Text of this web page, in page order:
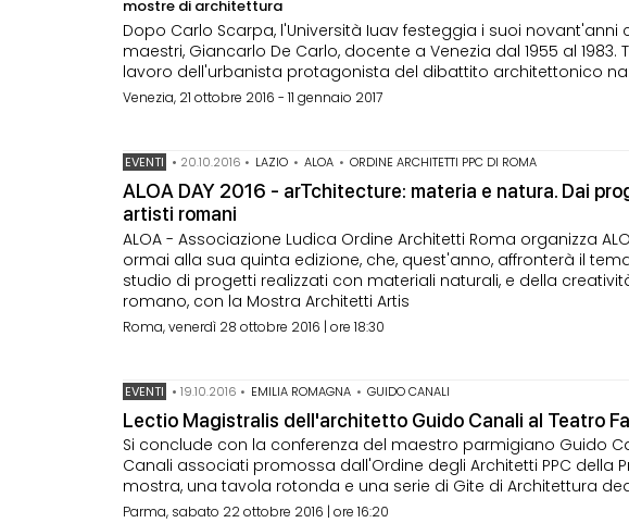
mostre di architettura
Dopo Carlo Scarpa, l'Università Iuav festeggia i suoi
maestri, Giancarlo De Carlo, docente a Venezia dal 1955 al
lavoro dell'urbanista protagonista del dibattito architettonico
Venezia, 21 ottobre 2016 - 11 gennaio 2017
EVENTI • 20.10.2016 • LAZIO • ALOA • ORDINE ARCHITETTI PPC DI ROMA
ALOA DAY 2016 - arTchitecture: materia e natura. Dai
artisti romani
ALOA - Associazione Ludica Ordine Architetti Roma organizza
ormai alla sua quinta edizione, che, quest'anno, affronterà il
studio di progetti realizzati con materiali naturali, e della
romano, con la Mostra Architetti Artis
Roma, venerdì 28 ottobre 2016 | ore 18:30
EVENTI •19.10.2016 • EMILIA ROMAGNA • GUIDO CANALI
Lectio Magistralis dell'architetto Guido Canali al Teatro
Si conclude con la conferenza del maestro parmigiano Guido
Canali associati promossa dall'Ordine degli Architetti PPC della
mostra, una tavola rotonda e una serie di Gite di Architettura
Parma, sabato 22 ottobre 2016 | ore 16:20